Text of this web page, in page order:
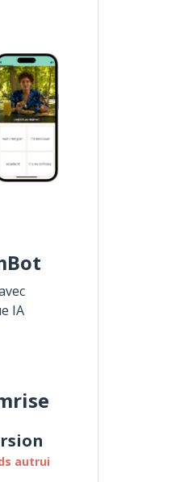
IA
autrui